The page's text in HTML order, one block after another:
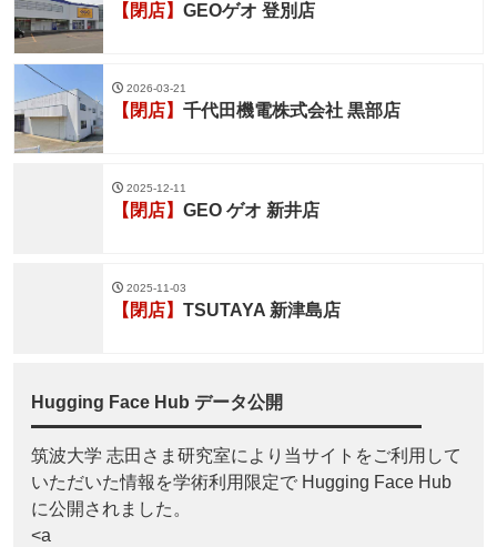
【閉店】 GEOゲオ 登別店
2026-03-21
【閉店】 千代田機電株式会社 黒部店
2025-12-11
【閉店】 GEO ゲオ 新井店
2025-11-03
【閉店】 TSUTAYA 新津島店
Hugging Face Hub データ公開
筑波大学 志田さま研究室により当サイトをご利用して
いただいた情報を学術利用限定で Hugging Face Hub
に公開されました。
<a